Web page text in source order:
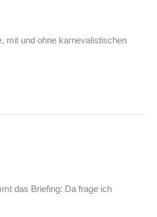
mit und ohne karnevalistischen
das Briefing: Da frage ich